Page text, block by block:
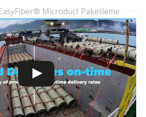
Microduct Paketleme